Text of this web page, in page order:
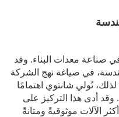
في صناعة معدات البناء. وقد
في صياغة نهج الشركة
تُولي شانتوي اهتمامًا
وقد أدى هذا التركيز على
الآلات موثوقيةً ومتانةً